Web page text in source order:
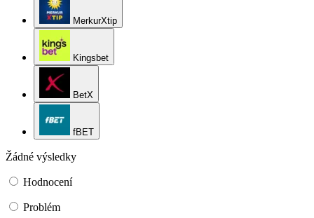
MerkurXtip
Kingsbet
BetX
fBET
Žádné výsledky
Hodnocení
Problém